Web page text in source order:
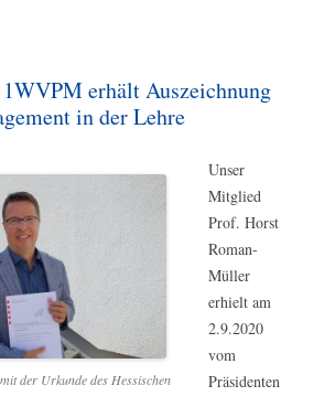
erhält Auszeichnung
in der Lehre
der Urkunde des Hessischen
Unser
Mitglied
Prof. Horst
Roman-
Müller
erhielt am
2.9.2020
vom
Präsidenten